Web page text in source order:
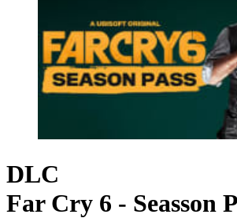
DLC
Far Cry 6 - Seasson